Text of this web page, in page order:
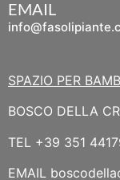
EMAIL
SPAZIO PER
BOSCO DELLA
TEL +39 351
EMAIL